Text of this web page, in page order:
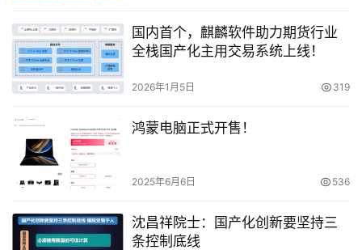
国内首个，麒麟软件助力期货行业
全栈国产化主用交易系统上线！
2026年1月5日 319
鸿蒙电脑正式开售！
2025年6月6日 536
沈昌祥院士：国产化创新要坚持三
条控制底线